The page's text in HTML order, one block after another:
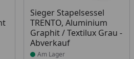
Sieger Stapelsessel
TRENTO, Aluminium
Graphit / Textilux Grau -
Abverkauf
Produkt am Lager
Am Lager